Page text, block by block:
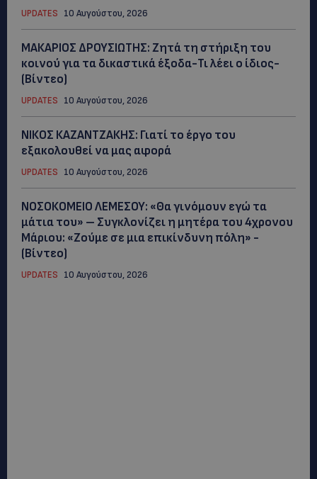
UPDATES 10 Αυγούστου, 2026
ΜΑΚΑΡΙΟΣ ΔΡΟΥΣΙΩΤΗΣ: Ζητά τη στήριξη του
κοινού για τα δικαστικά έξοδα-Τι λέει ο ίδιος-
(Βίντεο)
UPDATES 10 Αυγούστου, 2026
ΝΙΚΟΣ ΚΑΖΑΝΤΖΑΚΗΣ: Γιατί το έργο του
εξακολουθεί να μας αφορά
UPDATES 10 Αυγούστου, 2026
ΝΟΣΟΚΟΜΕΙΟ ΛΕΜΕΣΟΥ: «Θα γινόμουν εγώ τα
μάτια του» – Συγκλονίζει η μητέρα του 4χρονου
Μάριου: «Ζούμε σε μια επικίνδυνη πόλη» -
(Βίντεο)
UPDATES 10 Αυγούστου, 2026